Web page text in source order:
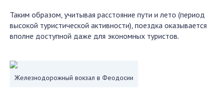
Таким образом, учитывая расстояние пути и лето (период
высокой туристической активности), поездка оказывается
вполне доступной даже для экономных туристов.
Железнодорожный вокзал в Феодосии